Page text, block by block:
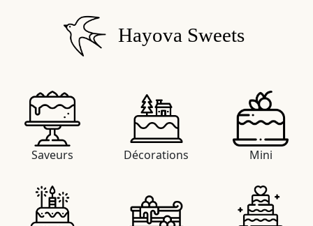
Hayova Sweets
Saveurs Décorations Mini